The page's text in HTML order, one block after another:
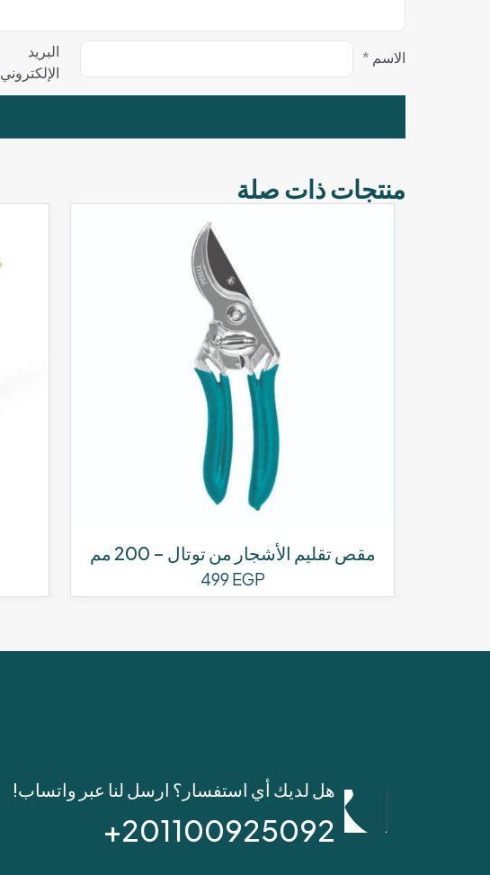
الاسم *
البريد
الإلكتروني
منتجات ذات صلة
مقص تقليم الأشجار من توتال – 200 مم
499 EGP
هل لديك أي استفسار؟ ارسل لنا عبر واتساب!
201100925092+